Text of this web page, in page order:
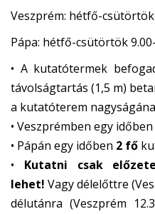
Veszprém: hétfő-csütörtök
Pápa: hétfő-csütörtök
• A kutatótermek
távolságtartás (1,5 m)
a kutatóterem
• Veszprémben egy időben
• Pápán egy időben 2 fő
• Kutatni csak
lehet! Vagy délelőttre
délutánra (Veszprém